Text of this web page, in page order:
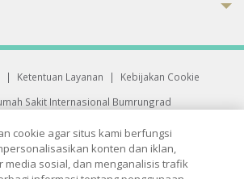
| Ketentuan Layanan |
Kebijakan Cookie
Sakit Internasional Bumrungrad
3, Wattana, Bangkok 10110 Thailand.
All rights reserved.
cookie agar situs kami berfungsi
konten dan iklan,
media sosial, dan menganalisis trafik